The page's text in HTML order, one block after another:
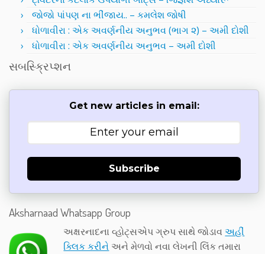
જોજો પાંપણ ના ભીંજાય.. – કમલેશ જોષી
ધોળાવીરા : એક અવર્ણનીય અનુભવ (ભાગ ૨) – અમી દોશી
ધોળાવીરા : એક અવર્ણનીય અનુભવ – અમી દોશી
સબસ્ક્રિપ્શન
Get new articles in email:
Subscribe
Aksharnaad Whatsapp Group
અક્ષરનાદના વ્હોટ્સએપ ગ્રુપ સાથે જોડાવઅહીં
ક્લિક કરીને અને મેળવો નવા લેખની લિંક તમારા